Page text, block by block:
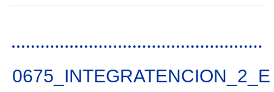
0675_INTEGRATENCION_2_E